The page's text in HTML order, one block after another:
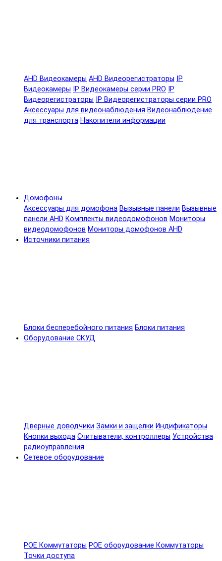
AHD Видеокамеры AHD Видеорегистраторы IP
Видеокамеры IP Видеокамеры серии PRO IP
Видеорегистраторы IP Видеорегистраторы серии PRO
Аксессуары для видеонаблюдения Видеонаблюдение
для транспорта Накопители информации
Домофоны
Аксессуары для домофона Вызывные панели Вызывные
панели AHD Комплекты видеодомофонов Мониторы
видеодомофонов Мониторы домофонов AHD
Источники питания
Блоки бесперебойного питания Блоки питания
Оборудование СКУД
Дверные доводчики Замки и защелки Индификаторы
Кнопки выхода Считыватели, контроллеры Устройства
радиоуправления
Сетевое оборудование
POE Коммутаторы POE оборудование Коммутаторы
Точки доступа